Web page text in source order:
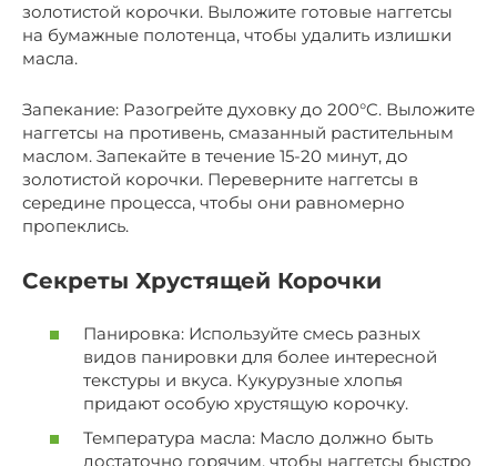
золотистой корочки. Выложите готовые наггетсы
на бумажные полотенца, чтобы удалить излишки
масла.
Запекание: Разогрейте духовку до 200°C. Выложите
наггетсы на противень, смазанный растительным
маслом. Запекайте в течение 15-20 минут, до
золотистой корочки. Переверните наггетсы в
середине процесса, чтобы они равномерно
пропеклись.
Секреты Хрустящей Корочки
Панировка: Используйте смесь разных
видов панировки для более интересной
текстуры и вкуса. Кукурузные хлопья
придают особую хрустящую корочку.
Температура масла: Масло должно быть
достаточно горячим, чтобы наггетсы быстро